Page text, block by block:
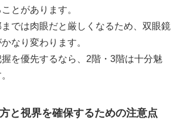
とがあります。
では肉眼だと厳しくなるため、双眼鏡
なり変わります。
を優先するなら、2階・3階は十分魅
と視界を確保するための注意点